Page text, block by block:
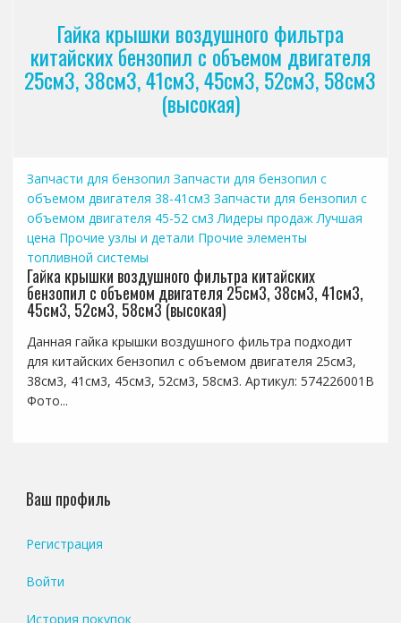
Гайка крышки воздушного фильтра
китайских бензопил с объемом двигателя
25см3, 38см3, 41см3, 45см3, 52см3, 58см3
(высокая)
Запчасти для бензопил Запчасти для бензопил с
объемом двигателя 38-41см3 Запчасти для бензопил с
объемом двигателя 45-52 см3 Лидеры продаж Лучшая
цена Прочие узлы и детали Прочие элементы
топливной системы
Гайка крышки воздушного фильтра китайских
бензопил с объемом двигателя 25см3, 38см3, 41см3,
45см3, 52см3, 58см3 (высокая)
Данная гайка крышки воздушного фильтра подходит
для китайских бензопил с объемом двигателя 25см3,
38см3, 41см3, 45см3, 52см3, 58см3. Артикул: 574226001B
Фото...
Ваш профиль
Регистрация
Войти
История покупок